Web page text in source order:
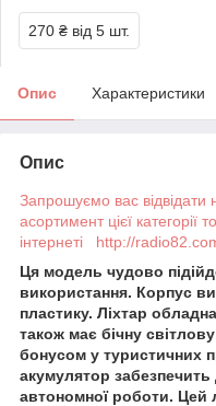
270 ₴ від 5 шт.
Опис Характеристики
Опис
Запрошуємо вас
асортимент цієї категорії
інтернеті http://
Ця модель чудово
використання. Корпус
пластику. Ліхтар
також має бічну
бонусом у туристичних
акумулятор
автономної роботи. Цей